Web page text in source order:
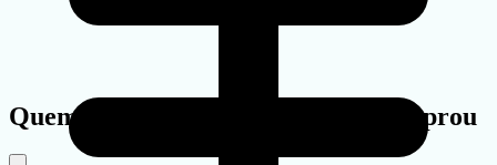
Quem viu este produto também comprou